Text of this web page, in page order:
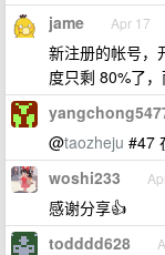
jame Apr 17
新注册的帐号，
度只剩 80%了
@taozheju #47
woshi233
感谢分享👍
todddd628